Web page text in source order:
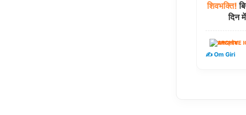
शिवभक्ति!
दिन
उत्तरप्रदेश
✍️ Om Giri